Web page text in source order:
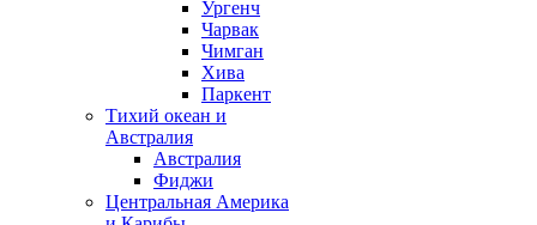
Ургенч
Чарвак
Чимган
Хива
Паркент
Тихий океан и
Австралия
Австралия
Фиджи
Центральная Америка